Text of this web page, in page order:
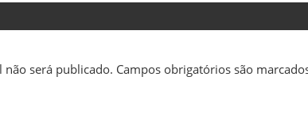
não será publicado. Campos obrigatórios são